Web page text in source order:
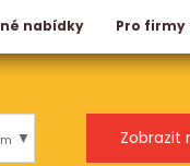
nabídky Pro firmy